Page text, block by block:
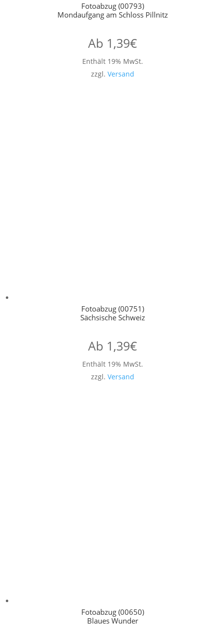
Fotoabzug (00793)
Mondaufgang am Schloss Pillnitz
Ab 1,39€
Enthält 19% MwSt.
zzgl. Versand
Fotoabzug (00751)
Sächsische Schweiz
Ab 1,39€
Enthält 19% MwSt.
zzgl. Versand
Fotoabzug (00650)
Blaues Wunder